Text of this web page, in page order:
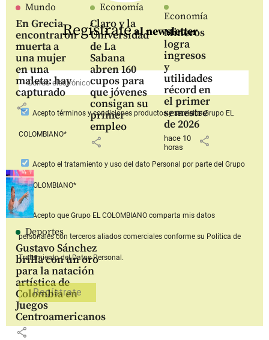
Mundo
En Grecia
encontraron
muerta a
una mujer
en una
maleta: hay
capturado
share
Economía
Claro y la
Universidad
de La
Sabana
abren 160
cupos para
que jóvenes
consigan su
primer
empleo
share
Economía
Mineros
logra
ingresos
y
utilidades
récord en
el primer
semestre
de 2026
hace 10
horas
share
Deportes
Gustavo Sánchez
brilla con un oro
para la natación
artística de
Colombia en
Juegos
Centroamericanos
share
Regístrateal newsletter
Aceptotérminos y condiciones productos y serviciosGrupo EL
COLOMBIANO*
Acepto el tratamiento y uso del dato Personal por parte del Grupo
EL COLOMBIANO*
Acepto que Grupo EL COLOMBIANOcomparta mis datos
personales con terceros aliados comerciales conforme su Política de
Tratamiento del Datos Personal.